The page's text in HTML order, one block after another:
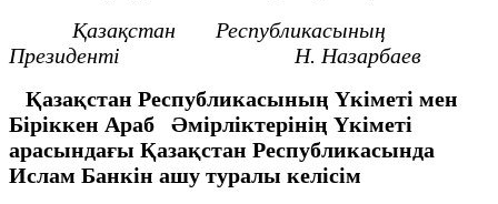
Қазақстан Республикасының
Президенті Н. Назарбаев
Қазақстан Республикасының Үкіметі мен
Біріккен Араб
Әмірліктерінің Үкіметі
арасындағы Қазақстан Республикасында
Ислам Банкін ашу туралы келісім